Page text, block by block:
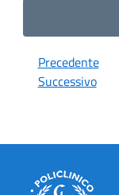
Precedente
Successivo